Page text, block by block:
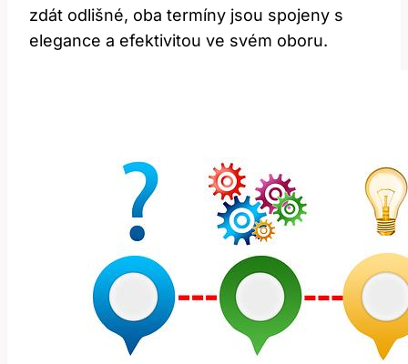
zdát odlišné, oba termíny jsou spojeny s
elegance a efektivitou ve svém oboru.